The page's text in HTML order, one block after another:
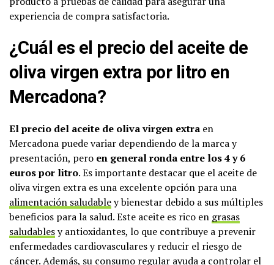
experiencia de compra satisfactoria.
¿Cuál es el precio del aceite de
oliva virgen extra por litro en
Mercadona?
El precio del aceite de oliva virgen extra en
Mercadona puede variar dependiendo de la marca y
presentación, pero en general ronda entre los 4 y 6
euros por litro. Es importante destacar que el aceite de
oliva virgen extra es una excelente opción para una
alimentación saludabley bienestar debido a sus múltiples
beneficios para la salud. Este aceite es rico en grasas
saludablesy antioxidantes, lo que contribuye a prevenir
enfermedades cardiovasculares y reducir el riesgo de
cáncer. Además, su consumo regular ayuda a controlar el